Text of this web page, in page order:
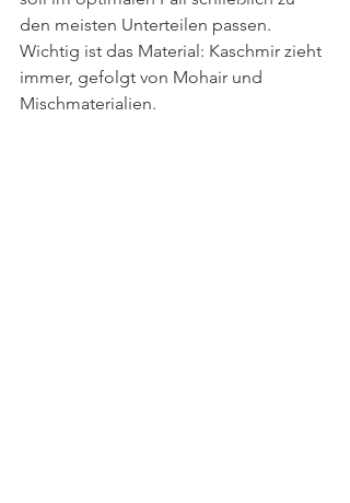
den meisten Unterteilen passen.
Wichtig ist das Material: Kaschmir zieht
immer, gefolgt von Mohair und
Mischmaterialien.